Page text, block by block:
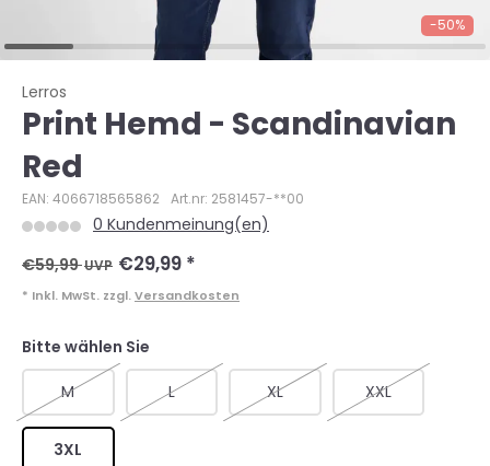
-50%
Lerros
Print Hemd - Scandinavian
Red
EAN: 4066718565862 Art.nr: 2581457-**00
0 Kundenmeinung(en)
€59,99UVP €29,99 *
* Inkl. MwSt. zzgl. Versandkosten
Bitte wählen Sie
M L XL XXL
3XL